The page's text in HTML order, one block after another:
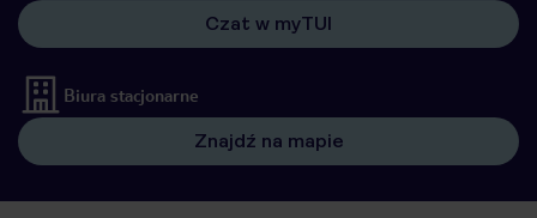
Czat w myTUI
Biura stacjonarne
Znajdź na mapie